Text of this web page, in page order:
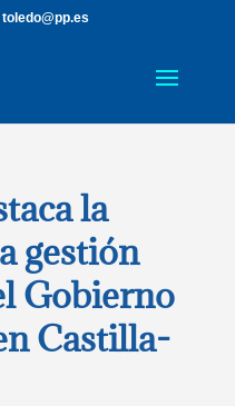
toledo@pp.es
la
gestión
Gobierno
Castilla-